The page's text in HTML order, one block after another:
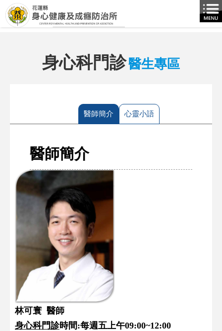
跳到主要內容區塊
身心科門診醫生專區
醫師簡介 心靈小語
醫師簡介
林可寰 醫師
身心科門診時間:每週五上午09:00~12:00